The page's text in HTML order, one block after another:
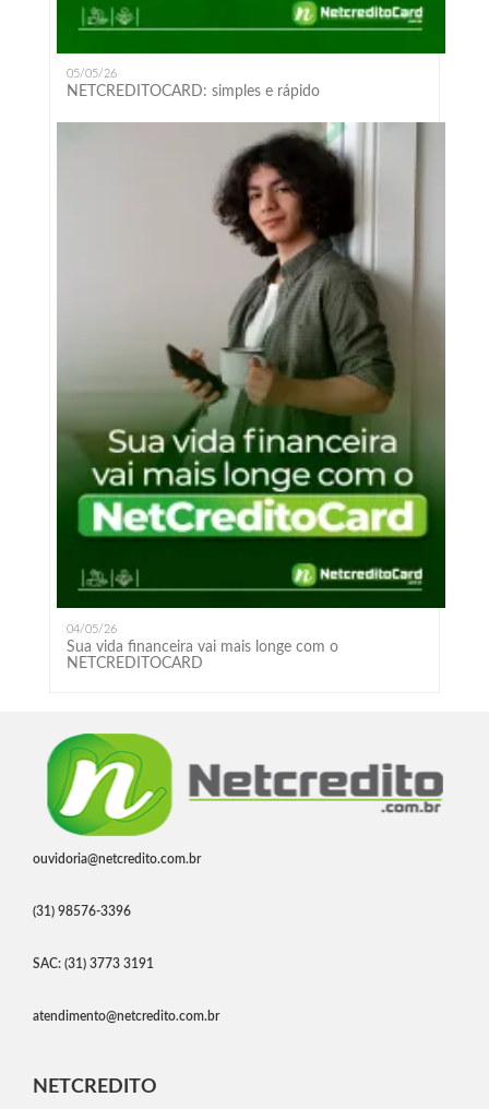
05/05/26
NETCREDITOCARD: simples e rápido
04/05/26
Sua vida financeira vai mais longe com o
NETCREDITOCARD
ouvidoria@netcredito.com.br
(31) 98576-3396
SAC: (31) 3773 3191
atendimento@netcredito.com.br
NETCREDITO